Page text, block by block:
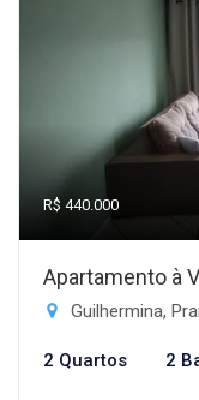
R$ 440.000
Apartamento à
Guilhermina,
2 Quartos 2